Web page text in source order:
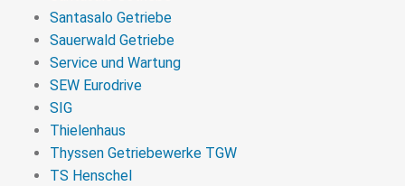
Santasalo Getriebe
Sauerwald Getriebe
Service und Wartung
SEW Eurodrive
SIG
Thielenhaus
Thyssen Getriebewerke TGW
TS Henschel